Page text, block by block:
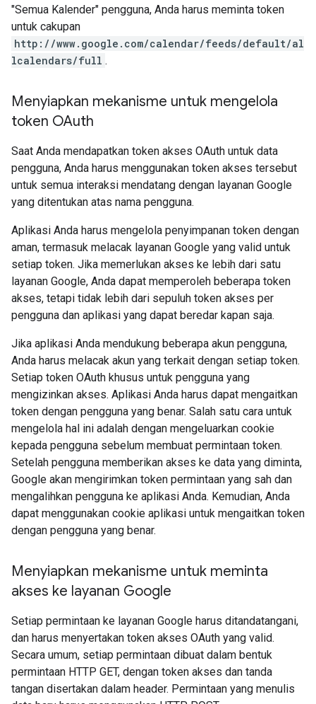
"Semua Kalender" pengguna, Anda harus meminta token
untuk cakupan
http://www.google.com/calendar/feeds/default/al
lcalendars/full .
Menyiapkan mekanisme untuk mengelola
token OAuth
Saat Anda mendapatkan token akses OAuth untuk data
pengguna, Anda harus menggunakan token akses tersebut
untuk semua interaksi mendatang dengan layanan Google
yang ditentukan atas nama pengguna.
Aplikasi Anda harus mengelola penyimpanan token dengan
aman, termasuk melacak layanan Google yang valid untuk
setiap token. Jika memerlukan akses ke lebih dari satu
layanan Google, Anda dapat memperoleh beberapa token
akses, tetapi tidak lebih dari sepuluh token akses per
pengguna dan aplikasi yang dapat beredar kapan saja.
Jika aplikasi Anda mendukung beberapa akun pengguna,
Anda harus melacak akun yang terkait dengan setiap token.
Setiap token OAuth khusus untuk pengguna yang
mengizinkan akses. Aplikasi Anda harus dapat mengaitkan
token dengan pengguna yang benar. Salah satu cara untuk
mengelola hal ini adalah dengan mengeluarkan cookie
kepada pengguna sebelum membuat permintaan token.
Setelah pengguna memberikan akses ke data yang diminta,
Google akan mengirimkan token permintaan yang sah dan
mengalihkan pengguna ke aplikasi Anda. Kemudian, Anda
dapat menggunakan cookie aplikasi untuk mengaitkan token
dengan pengguna yang benar.
Menyiapkan mekanisme untuk meminta
akses ke layanan Google
Setiap permintaan ke layanan Google harus ditandatangani,
dan harus menyertakan token akses OAuth yang valid.
Secara umum, setiap permintaan dibuat dalam bentuk
permintaan HTTP GET, dengan token akses dan tanda
tangan disertakan dalam header. Permintaan yang menulis